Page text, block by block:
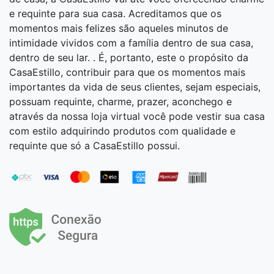
e requinte para sua casa. Acreditamos que os
momentos mais felizes são aqueles minutos de
intimidade vividos com a família dentro de sua casa,
dentro de seu lar. . É, portanto, este o propósito da
CasaEstillo, contribuir para que os momentos mais
importantes da vida de seus clientes, sejam especiais,
possuam requinte, charme, prazer, aconchego e
através da nossa loja virtual você pode vestir sua casa
com estilo adquirindo produtos com qualidade e
requinte que só a CasaEstillo possui.